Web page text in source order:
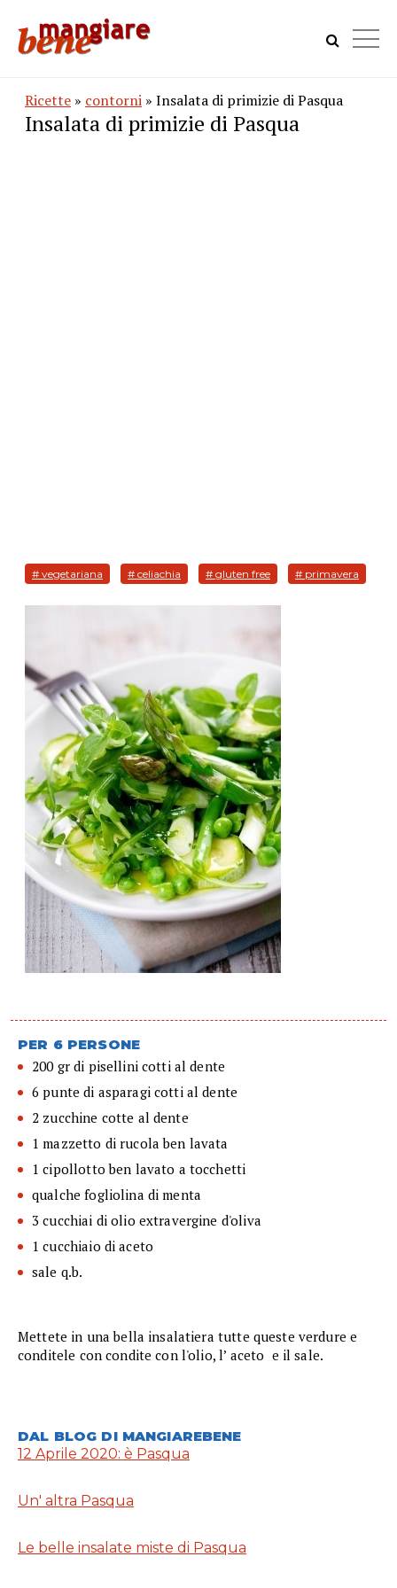
Ricette » contorni » Insalata di primizie di Pasqua
Insalata di primizie di Pasqua
# vegetariana # celiachia # gluten free # primavera
PER 6 PERSONE
200 gr di pisellini cotti al dente
6 punte di asparagi cotti al dente
2 zucchine cotte al dente
1 mazzetto di rucola ben lavata
1 cipollotto ben lavato a tocchetti
qualche fogliolina di menta
3 cucchiai di olio extravergine d'oliva
1 cucchiaio di aceto
sale q.b.
Mettete in una bella insalatiera tutte queste verdure e
conditele con condite con l'olio, l’ aceto e il sale.
DAL BLOG DI MANGIAREBENE
12 Aprile 2020: è Pasqua
Un' altra Pasqua
Le belle insalate miste di Pasqua